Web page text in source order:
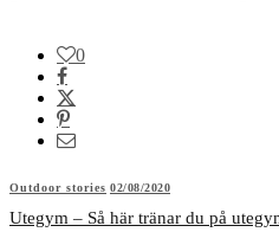
0
Outdoor stories 02/08/2020
Utegym – Så här tränar du på